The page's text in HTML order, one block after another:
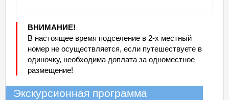
ВНИМАНИЕ!
В настоящее время подселение в 2-х местный
номер не осуществляется, если путешествуете в
одиночку, необходима доплата за одноместное
размещение!
Экскурсионная программа